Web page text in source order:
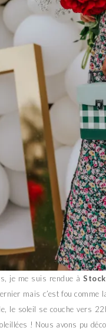
je me suis rendue à
mais c’est fou
le soleil se couche vers
! Nous avons pu